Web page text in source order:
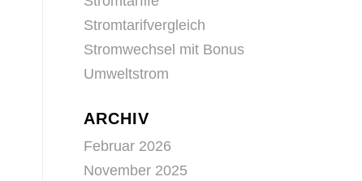
Stromtarifvergleich
Stromwechsel mit Bonus
Umweltstrom
ARCHIV
Februar 2026
November 2025